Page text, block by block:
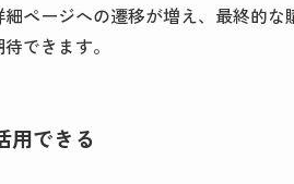
ページへの遷移が増え、最終的
できます。
用できる